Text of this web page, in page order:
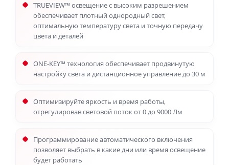
TRUEVIEW™ освещение с высоким разрешением
обеспечивает плотный однородный свет,
оптимальную температуру света и точную передачу
цвета и деталей
ONE-KEY™ технология обеспечивает продвинутую
настройку света и дистанционное управление до 30 м
Оптимизируйте яркость и время работы,
отрегулировав световой поток от 0 до 9000 Лм
Программирование автоматического включения
позволяет выбрать в какие дни или время освещение
будет работать